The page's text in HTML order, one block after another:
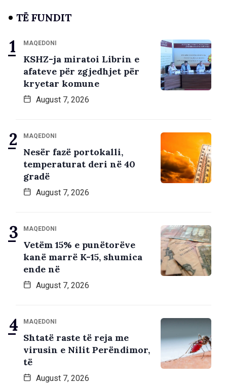
TË FUNDIT
MAQEDONI
KSHZ-ja miratoi Librin e
afateve për zgjedhjet për
kryetar komune
August 7, 2026
MAQEDONI
Nesër fazë portokalli,
temperaturat deri në 40
gradë
August 7, 2026
MAQEDONI
Vetëm 15% e punëtorëve
kanë marrë K-15, shumica
ende në
August 7, 2026
MAQEDONI
Shtatë raste të reja me
virusin e Nilit Perëndimor,
të
August 7, 2026